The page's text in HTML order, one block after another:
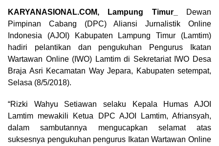
KARYANASIONAL.COM, Lampung Timur_
Dewan
Pimpinan Cabang (DPC) Aliansi Jurnalistik Online
Indonesia (AJOI) Kabupaten Lampung Timur (Lamtim)
hadiri pelantikan dan pengukuhan Pengurus Ikatan
Wartawan Online (IWO) Lamtim di Sekretariat IWO Desa
Braja Asri Kecamatan Way Jepara, Kabupaten setempat,
Selasa (8/5/2018).
“Rizki Wahyu Setiawan selaku Kepala Humas AJOI
Lamtim mewakili Ketua DPC AJOI Lamtim, Afriansyah,
dalam sambutannya mengucapkan selamat atas
suksesnya pengukuhan pengurus Ikatan Wartawan Online